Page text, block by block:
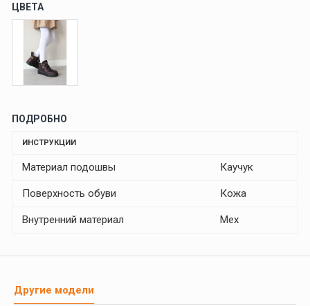
ЦВЕТА
ПОДРОБНО
ИНСТРУКЦИИ
Материал подошвы Каучук
Поверхность обуви Кожа
Внутренний материал Мех
Другие модели